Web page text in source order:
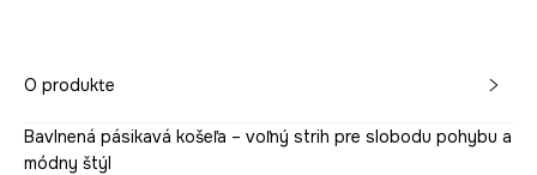
O produkte
Bavlnená pásikavá košeľa – voľný strih pre slobodu pohybu a
módny štýl